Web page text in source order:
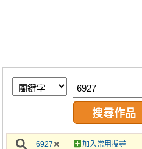
繪圖藝廊
交流中心
攤位轉讓區
會員功能選單
6927 加入常用搜尋